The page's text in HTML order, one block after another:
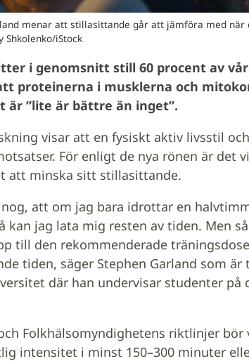
menar att stillasittande går att jämföra med när
Shkolenko/iStock
i genomsnitt still 60 procent av
proteinerna i musklerna och
är ”lite är bättre än inget”.
visar att en fysiskt aktiv livsstil
För enligt de nya rönen är det
att minska sitt stillasittande.
att om jag bara idrottar en
kan jag lata mig resten av tiden. Men
till den rekommenderade
tiden, säger Stephen Garland som
där han undervisar studenter
Folkhälsomyndighetens riktlinjer bör
intensitet i minst 150–300 minuter